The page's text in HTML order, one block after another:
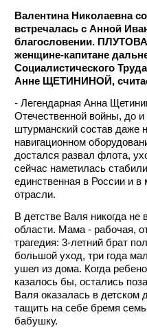
Валентина Николаевна
встречалась с Анной
благословении.
женщине-капитане
Социалистического
Анне ЩЕТИНИНОЙ,
- Легендарная Анна
Отечественной войны, до и
штурманский состав даже
навигационном
достался развал флота,
сейчас наметилась
единственная в России и
отрасли.
В детстве Валя никогда
области. Мама - рабочая,
трагедия: 3-летний брат
большой уход, три года
ушел из дома. Когда
казалось бы, остались
Валя оказалась в
тащить на себе бремя
бабушку.